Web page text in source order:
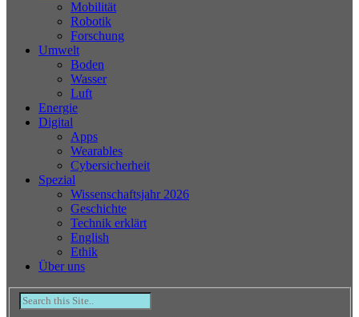
Mobilität
Robotik
Forschung
Umwelt
Boden
Wasser
Luft
Energie
Digital
Apps
Wearables
Cybersicherheit
Spezial
Wissenschaftsjahr 2026
Geschichte
Technik erklärt
English
Ethik
Über uns